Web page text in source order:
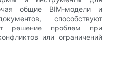
общие BIM-модели и
способствуют
решение проблем при
или ограничений